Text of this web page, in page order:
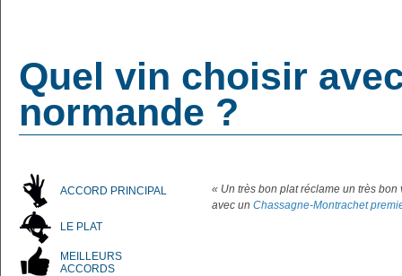
Quel vin choisir
normande ?
ACCORD PRINCIPAL
LE PLAT
MEILLEURS
ACCORDS
« Un très bon plat réclame un très
avec un Chassagne-Montrachet